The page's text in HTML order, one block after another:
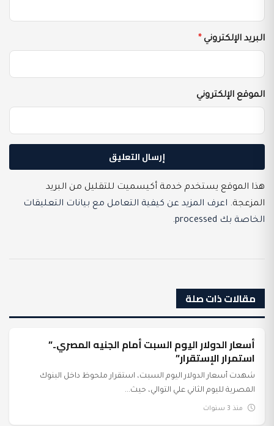
البريد الإلكتروني *
الموقع الإلكتروني
هذا الموقع يستخدم خدمة أكيسميت للتقليل من البريد
المزعجة. اعرف المزيد عن كيفية التعامل مع بيانات التعليقات
الخاصة بك processed
.
مقالات ذات صلة
عرب وعالم
أسعار الدولار اليوم السبت أمام الجنيه المصري..”
استمرار الإستقرار”
شهدت أسعار الدولار اليوم السبت، استقرار ملحوظ داخل البنوك
المصرية لليوم الثاني علي التوالي، حيث...
منذ 3 سنوات